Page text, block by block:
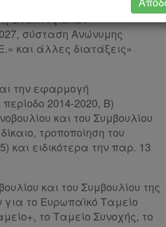
αναπτυξιακών
σύσταση Ανώνυμης
και άλλες διατάξεις»
την εφαρμογή
2014-2020, Β)
και του Συμβουλίου
τροποποίηση του
και ειδικότερα την παρ. 13
και του Συμβουλίου της
για το Ευρωπαϊκό Ταμείο
το Ταμείο Συνοχής, το